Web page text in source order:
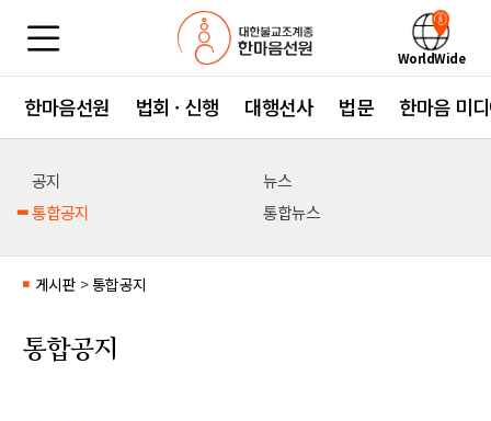
WorldWide
한마음선원 법회 · 신행 대행선사 법문 한마음 미
공지
뉴스
통합공지
통합뉴스
■ 게시판 > 통합공지
통합공지